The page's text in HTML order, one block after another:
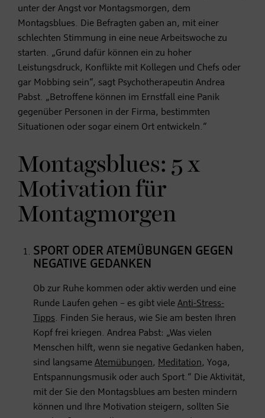
unter der Angst vor Montagsmorgen, dem
Montagsblues. Die Befragten gaben an, mit einer
schlechten Stimmung in eine neue Arbeitswoche zu
starten. „Grund dafür können ein zu hoher
Leistungsdruck, Konflikte mit Kollegen und Chefs oder
gar Mobbing sein“, sagt Psychotherapeutin Andrea
Pabst. „Betroffene können im Ernstfall eine Panik
gegenüber Personen in der Firma, bestimmten
Situationen oder sogar einem Ort entwickeln.“
Montagsblues: 5 x
Motivation für
Montagmorgen
SPORT ODER ATEMÜBUNGEN GEGEN
NEGATIVE GEDANKEN
Ob zur Ruhe kommen oder aktiv werden und eine
Runde Laufen gehen – es gibt viele Anti-Stress-
Tipps. Finden Sie heraus, wie Sie am besten Ihren
Kopf frei kriegen. Andrea Pabst: „Was vielen
Menschen hilft, wenn sie negative Gedanken haben,
sind langsame Atemübungen, Meditation, Yoga,
Entspannungsmusik oder auch Sport.“ Die Aktivität,
mit der Sie den Montagsblues am besten mindern
können und Ihre Motivation steigern, sollten Sie